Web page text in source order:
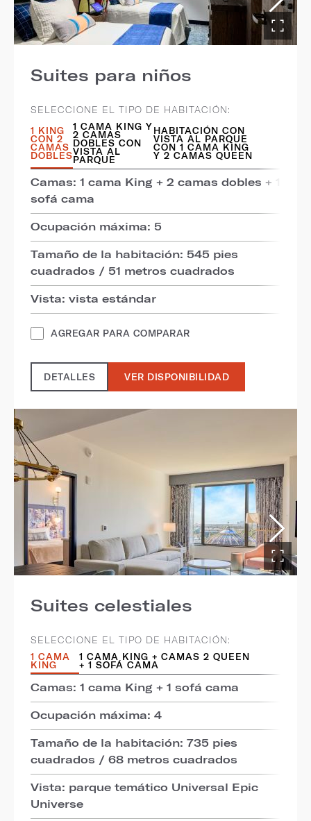
Suites para niños
SELECCIONE EL TIPO DE HABITACIÓN:
1 KING
CON 2
CAMAS
DOBLES
1 CAMA KING Y
2 CAMAS
DOBLES CON
VISTA AL
PARQUE
HABITACIÓN CON
VISTA AL PARQUE
CON 1 CAMA KING
Y 2 CAMAS QUEEN
Camas: 1 cama King + 2 camas dobles + 1
sofá cama
Ocupación máxima: 5
Tamaño de la habitación: 545 pies
cuadrados / 51 metros cuadrados
Vista: vista estándar
AGREGAR PARA COMPARAR
DETALLES VER DISPONIBILIDAD
Suites celestiales
SELECCIONE EL TIPO DE HABITACIÓN:
1 CAMA
KING
1 CAMA KING + CAMAS 2 QUEEN
+ 1 SOFÁ CAMA
Camas: 1 cama King + 1 sofá cama
Ocupación máxima: 4
Tamaño de la habitación: 735 pies
cuadrados / 68 metros cuadrados
Vista: parque temático Universal Epic
Universe